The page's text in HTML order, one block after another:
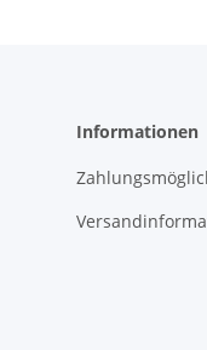
Informationen